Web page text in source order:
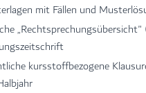
mit Fällen und
„Rechtsprechungsübersicht"
kursstoffbezogene